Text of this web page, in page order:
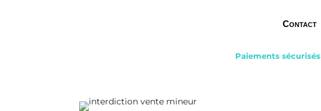
Contact
Paiements sécurisés